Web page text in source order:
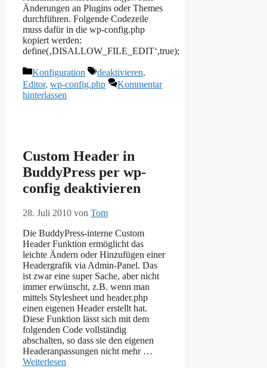
Änderungen an Plugins oder Themes
durchführen. Folgende Codezeile
muss dafür in die wp-config.php
kopiert werden:
define(‚DISALLOW_FILE_EDIT‘,true);
Kategorien
Konfiguration Schlagwörter
deaktivieren,
Editor, wp-config.php
Kommentar
hinterlassen
Custom Header in
BuddyPress per wp-
config deaktivieren
28. Juli 2010 von Tom
Die BuddyPress-interne Custom
Header Funktion ermöglicht das
leichte Ändern oder Hinzufügen einer
Headergrafik via Admin-Panel. Das
ist zwar eine super Sache, aber nicht
immer erwünscht, z.B. wenn man
mittels Stylesheet und header.php
einen eigenen Header erstellt hat.
Diese Funktion lässt sich mit dem
folgenden Code vollständig
abschalten, so dass sie den eigenen
Headeranpassungen nicht mehr …
Weiterlesen